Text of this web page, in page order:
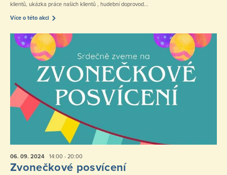
klientů, ukázka práce našich klientů , hudební doprovod...
Více o této akci
06. 09. 2024 14:00 - 20:00
Zvonečkové posvícení